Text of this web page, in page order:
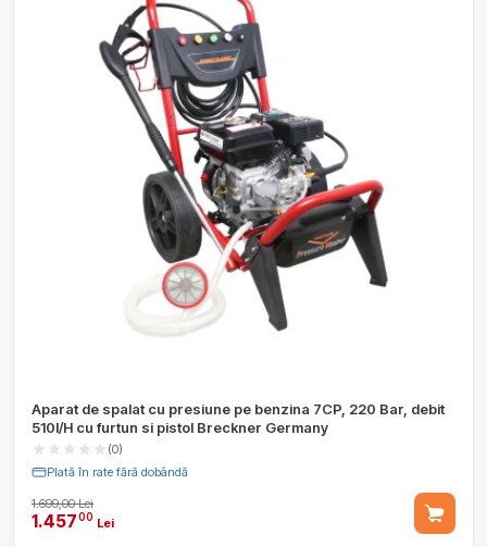
Aparat de spalat cu presiune pe benzina 7CP, 220 Bar, debit
510l/H cu furtun si pistol Breckner Germany
(0)
Plată în rate fără dobândă
1.699,00 Lei
1.45700 Lei